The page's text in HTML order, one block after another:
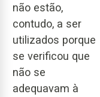
não estão,
contudo, a ser
utilizados porque
se verificou que
não se
adequavam à